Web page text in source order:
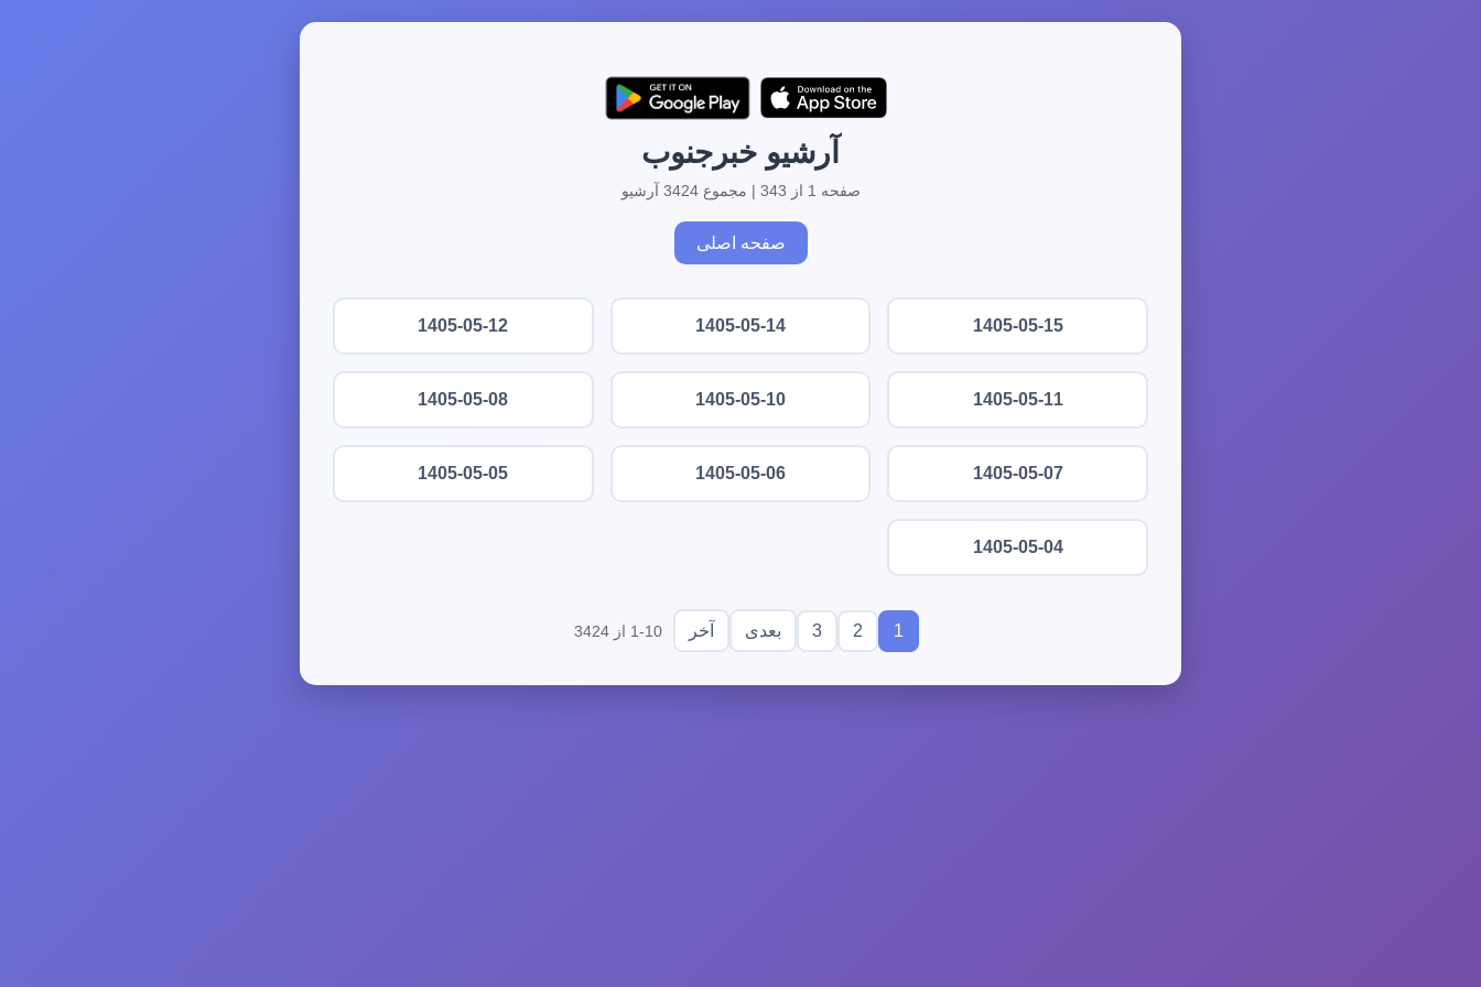
آرشیو خبرجنوب
صفحه 1 از 343 | مجموع 3424 آرشیو
صفحه اصلی
1405-05-15
1405-05-14
1405-05-12
1405-05-11
1405-05-10
1405-05-08
1405-05-07
1405-05-06
1405-05-05
1405-05-04
1
2
3 بعدی آخر 1-10 از 3424